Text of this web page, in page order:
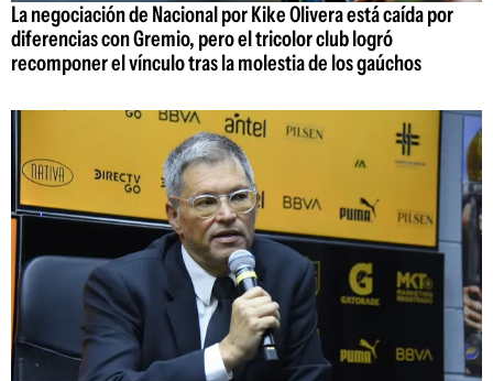
La negociación de Nacional por Kike Olivera está caída por
diferencias con Gremio, pero el tricolor club logró
recomponer el vínculo tras la molestia de los gaúchos